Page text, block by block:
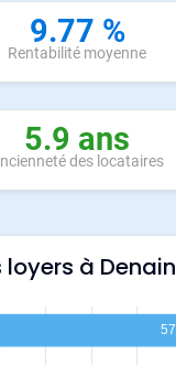
9.77 %
Rentabilité moyenne
5.9 ans
des locataires
à Denain